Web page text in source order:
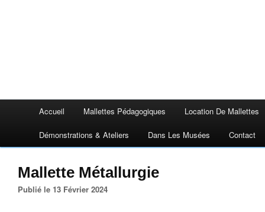
Accueil Mallettes Pédagogiques Location De Mallettes
Démonstrations & Ateliers Dans Les Musées Contact
Mallette Métallurgie
Publié le 13 Février 2024